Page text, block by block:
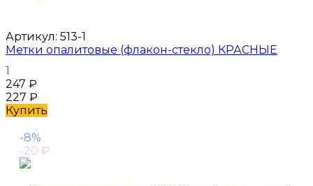
Артикул: 513-1
Метки опалитовые (флакон-стекло) КРАСНЫЕ
1
247 ₽
227 ₽
Купить
-8%
-20 ₽